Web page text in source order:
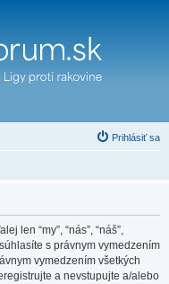
Prihlásiť sa
len “my”, “nás”, “náš”,
s právnym vymedzením
vymedzením všetkých
a nevstupujte a/alebo